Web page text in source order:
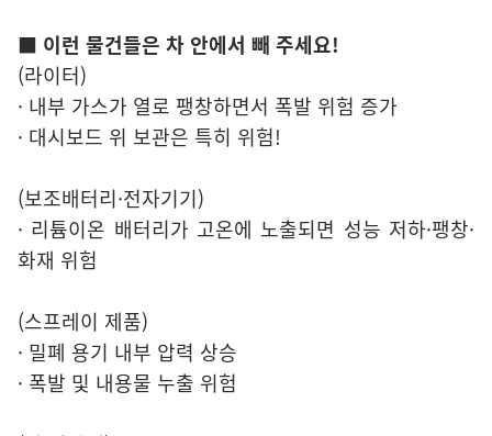
■ 이런 물건들은 차 안에서 빼 주세요!
(라이터)
· 내부 가스가 열로 팽창하면서 폭발 위험 증가
· 대시보드 위 보관은 특히 위험!
(보조배터리·전자기기)
· 리튬이온 배터리가 고온에 노출되면 성능 저하·팽창·
화재 위험
(스프레이 제품)
· 밀폐 용기 내부 압력 상승
· 폭발 및 내용물 누출 위험